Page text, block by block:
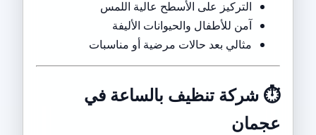
التركيز على الأسطح عالية اللمس
آمن للأطفال والحيوانات الأليفة
مثالي بعد حالات مرضية أو مناسبات
⏱️ شركة تنظيف بالساعة في
عجمان